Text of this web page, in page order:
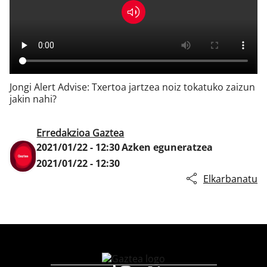
Klisk
Jongi Alert Advise: Txertoa jartzea noiz tokatuko zaizun
jakin nahi?
Erredakzioa Gaztea
2021/01/22 - 12:30Azken eguneratzea
2021/01/22 - 12:30
Elkarbanatu